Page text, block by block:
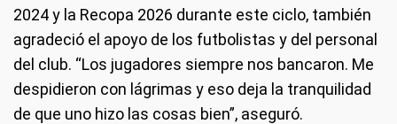
2024 y la Recopa 2026 durante este ciclo, también
agradeció el apoyo de los futbolistas y del personal
del club. “Los jugadores siempre nos bancaron. Me
despidieron con lágrimas y eso deja la tranquilidad
de que uno hizo las cosas bien”, aseguró.